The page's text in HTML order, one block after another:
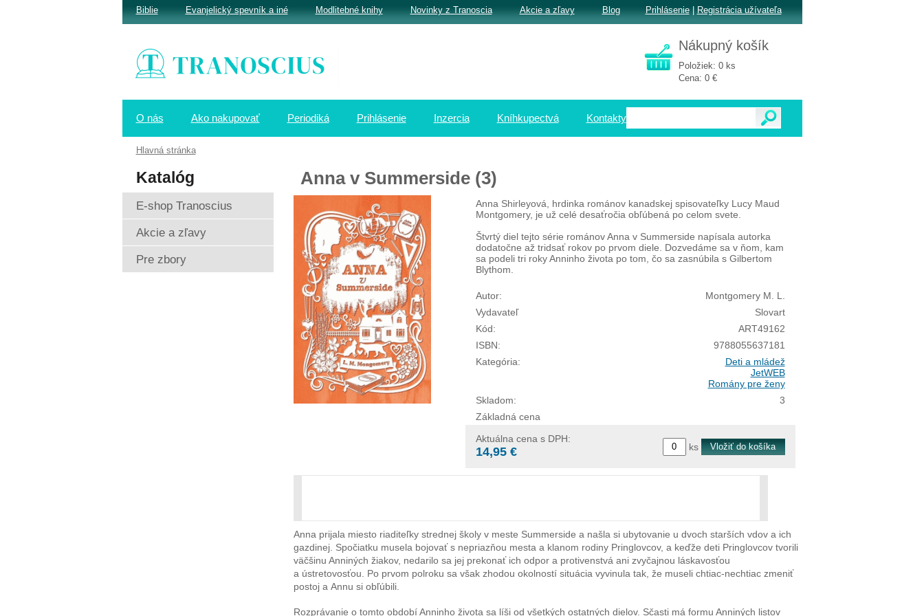
O nás Ako nakupovať Periodiká Prihlásenie Inzercia Kníhkupectvá Kontakty
Anna v Summerside (3)
Anna Shirleyová, hrdinka románov kanadskej spisovateľky Lucy Maud
Montgomery, je už celé desaťročia obľúbená po celom svete.
Štvrtý diel tejto série románov Anna v Summerside napísala autorka
dodatočne až tridsať rokov po prvom diele. Dozvedáme sa v ňom, kam
sa podeli tri roky Anninho života po tom, čo sa zasnúbila s Gilbertom
Blythom.
Autor:
Montgomery M. L.
Vydavateľ
Slovart
Kód:
ART49162
ISBN:
9788055637181
Kategória:
Deti a mládež
JetWEB
Romány pre ženy
Skladom:
3
Základná cena
Aktuálna cena s DPH:
14,95 € ks
Anna prijala miesto riaditeľky strednej školy v meste Summerside a našla si ubytovanie u dvoch starších vdov a ich
gazdinej. Spočiatku musela bojovať s nepriazňou mesta a klanom rodiny Pringlovcov, a keďže deti Pringlovcov tvorili
väčšinu Anniných žiakov, nedarilo sa jej prekonať ich odpor a protivenstvá ani zvyčajnou láskavosťou
a ústretovosťou. Po prvom polroku sa však zhodou okolností situácia vyvinula tak, že museli chtiac-nechtiac zmeniť
postoj a Annu si obľúbili.
Rozprávanie o tomto období Anninho života sa líši od všetkých ostatných dielov. Sčasti má formu Anniných listov
Katalóg
E-shop Tranoscius
Akcie a zľavy
Pre zbory
Biblie Evanjelický spevník a iné Modlitebné knihy Novinky z Tranoscia Akcie a zľavy Blog
Nákupný košík
Položiek: 0 ks
Cena: 0 €
Prihlásenie| Registrácia užívateľa
Hlavná stránka